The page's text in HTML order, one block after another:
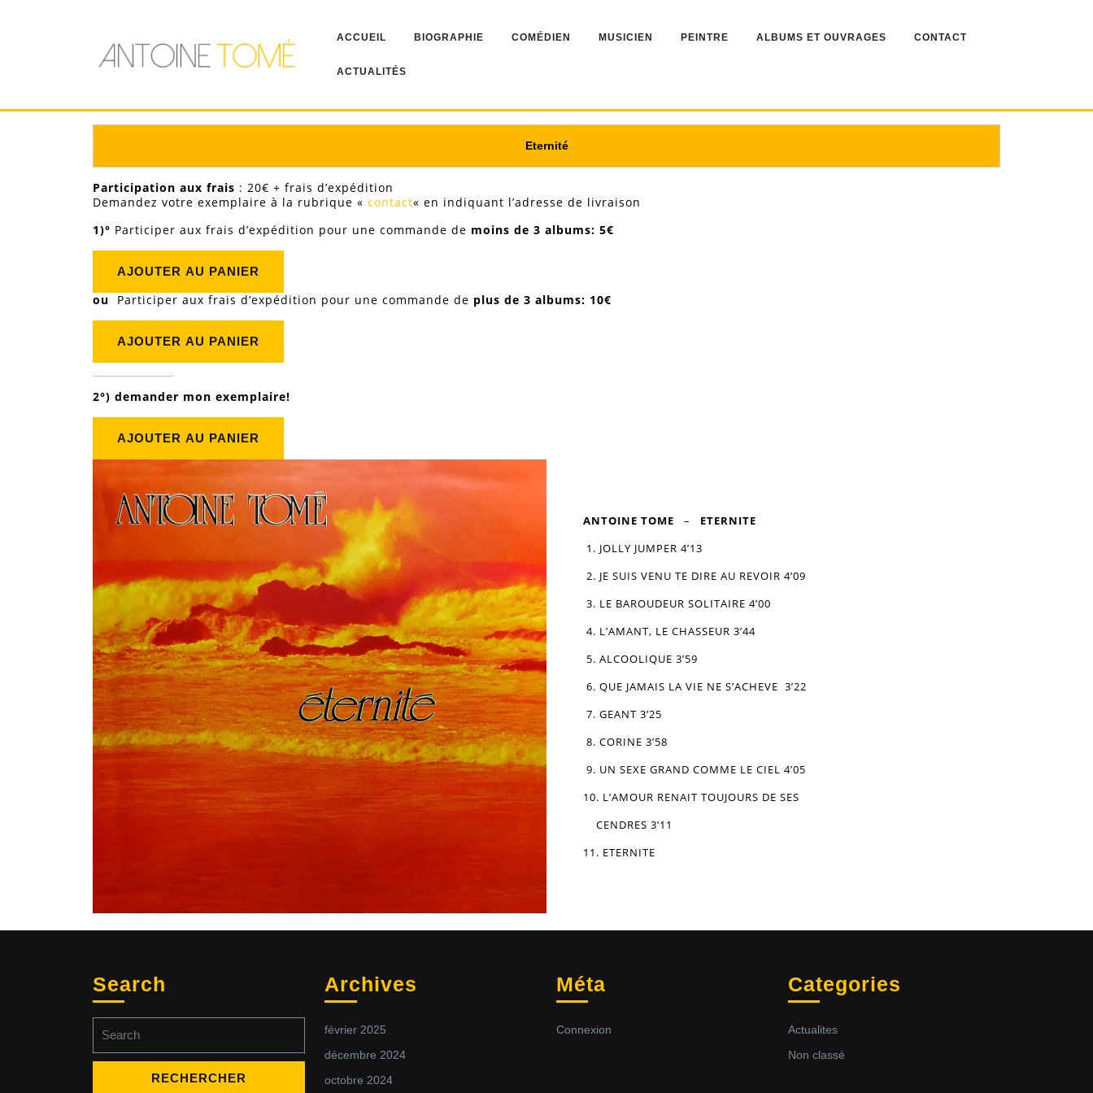
ACCUEIL BIOGRAPHIE COMÉDIEN MUSICIEN PEINTRE ALBUMS ET OUVRAGES CONTACT
ACTUALITÉS
Eternité
Participation aux frais : 20€ + frais d’expédition
Demandez votre exemplaire à la rubrique « contact« en indiquant l’adresse de livraison
1)° Participer aux frais d’expédition pour une commande de moins de 3 albums: 5€
ou Participer aux frais d’expédition pour une commande de plus de 3 albums: 10€
2°) demander mon exemplaire!
ANTOINE TOME –
ETERNITE
1. JOLLY JUMPER 4’13
2. JE SUIS VENU TE DIRE AU REVOIR 4’09
3. LE BAROUDEUR SOLITAIRE 4’00
4. L’AMANT, LE CHASSEUR 3’44
5. ALCOOLIQUE 3’59
6. QUE JAMAIS LA VIE NE S’ACHEVE 3’22
7. GEANT 3’25
8. CORINE 3’58
9. UN SEXE GRAND COMME LE CIEL 4’05
10. L’AMOUR RENAIT TOUJOURS DE SES
CENDRES 3’11
11. ETERNITE
Search
for:
Archives
février 2025
décembre 2024
octobre 2024
Méta
Connexion
Categories
Actualites
Non classé